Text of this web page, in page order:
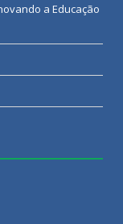
a Educação